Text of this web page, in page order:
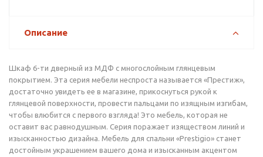
Описание
Шкаф 6-ти дверный из МДФ с многослойным глянцевым
покрытием. Эта серия мебели неспроста называется «Престиж»,
достаточно увидеть ее в магазине, прикоснуться рукой к
глянцевой поверхности, провести пальцами по изящным изгибам,
чтобы влюбится с первого взгляда! Это мебель, которая не
оставит вас равнодушным. Серия поражает изяществом линий и
изысканностью дизайна. Мебель для спальни «Prestigio» станет
достойным украшением вашего дома и изысканным акцентом